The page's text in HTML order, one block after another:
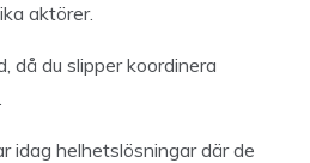
aktörer.
då du slipper koordinera
idag helhetslösningar där de